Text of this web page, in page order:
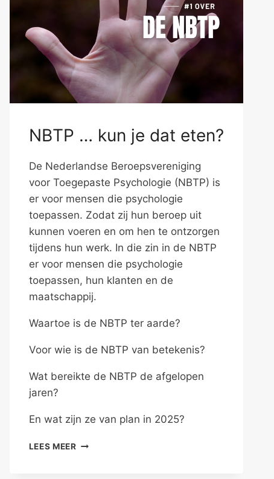
NBTP … kun je dat eten?
De Nederlandse Beroepsvereniging
voor Toegepaste Psychologie (NBTP) is
er voor mensen die psychologie
toepassen. Zodat zij hun beroep uit
kunnen voeren en om hen te ontzorgen
tijdens hun werk. In die zin in de NBTP
er voor mensen die psychologie
toepassen, hun klanten en de
maatschappij.
Waartoe is de NBTP ter aarde?
Voor wie is de NBTP van betekenis?
Wat bereikte de NBTP de afgelopen
jaren?
En wat zijn ze van plan in 2025?
LEES MEERNBTP